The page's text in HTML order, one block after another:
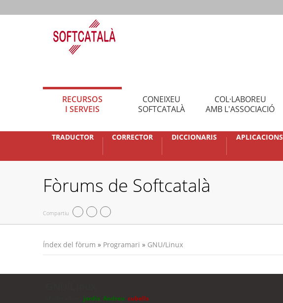
RECURSOS
I SERVEIS
CONEIXEU
SOFTCATALÀ
COL·LABOREU
AMB L'ASSOCIACIÓ
TRADUCTOR CORRECTOR DICCIONARIS APLICACIONS
Fòrums de Softcatalà
Compartiu
Índex del fòrum » Programari » GNU/Linux
jordis Andreu cubells